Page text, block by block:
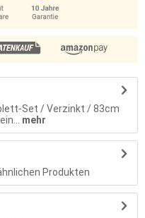
Set / Verzinkt / 83cm
mehr
Produkten